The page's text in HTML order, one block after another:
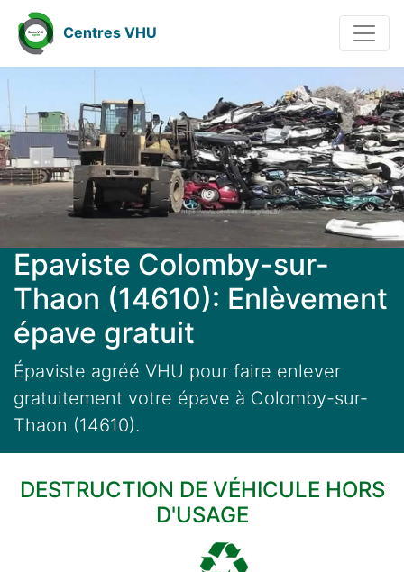
Centres VHU
Epaviste Colomby-sur-
Thaon (14610): Enlèvement
épave gratuit
Épaviste agréé VHU pour faire enlever
gratuitement votre épave à Colomby-sur-
Thaon (14610).
DESTRUCTION DE VÉHICULE HORS
D'USAGE